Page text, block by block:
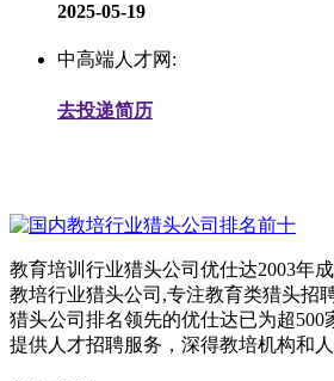
2025-05-19
中高端人才网:
去投递简历
教育培训行业猎头公司优仕达2003年
教培行业猎头公司,专注教育类猎头招
猎头公司排名领先的优仕达已为超500
提供人才招聘服务，深得教培机构和人